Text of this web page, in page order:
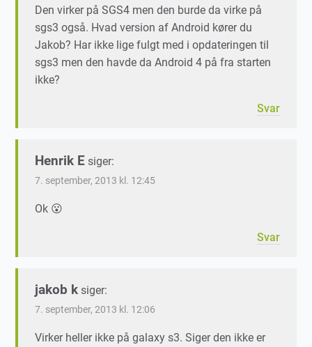
Den virker på SGS4 men den burde da virke på
sgs3 også. Hvad version af Android kører du
Jakob? Har ikke lige fulgt med i opdateringen til
sgs3 men den havde da Android 4 på fra starten
ikke?
Svar
Henrik E siger:
7. september, 2013 kl. 12:45
Ok 😮
Svar
jakob k siger:
7. september, 2013 kl. 12:06
Virker heller ikke på galaxy s3. Siger den ikke er